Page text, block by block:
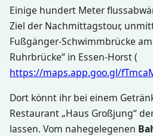
Einige hundert Meter
Ziel der Nachmittagstour,
Fußgänger-Schwimmbrücke
Ruhrbrücke“ in Essen-Horst (
https://maps.app.goo.gl/
Dort könnt ihr bei einem
Restaurant „Haus Großjung“
lassen. Vom nahegelegenen